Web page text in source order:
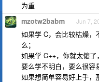
为重
mzotw2babm Jun 7,
如果学 C，会比较枯燥，
么；
如果学 C++，你就太傻
要么学不明白，要么很容
如果想简单容易好上手，